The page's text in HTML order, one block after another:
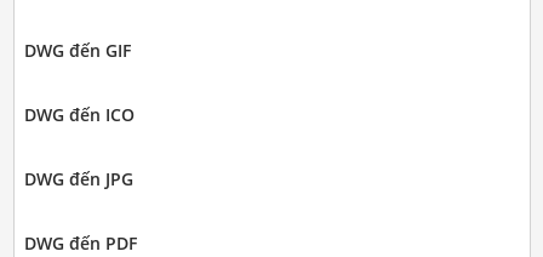
DWG đến GIF
DWG đến ICO
DWG đến JPG
DWG đến PDF